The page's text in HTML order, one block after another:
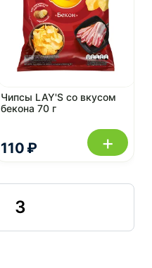
110 ₽
Чипсы LAY'S со вкусом
бекона 70 г
+
3